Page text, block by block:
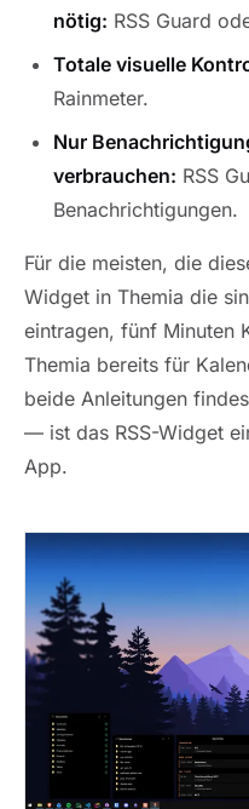
nötig: RSS Guard
Totale visuelle
Rainmeter.
Nur
verbrauchen: RSS
Benachrichtigungen.
Für die meisten, die
Widget in Themia die
eintragen, fünf Minuten
Themia bereits für
beide Anleitungen
— ist das RSS-Widget
App.